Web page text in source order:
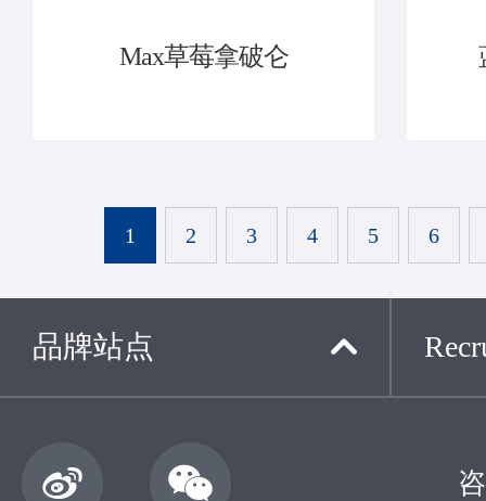
Max草莓拿破仑
1 2 3 4 5 6
品牌站点